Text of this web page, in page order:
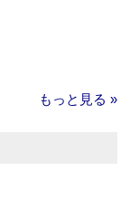
もっと見る »